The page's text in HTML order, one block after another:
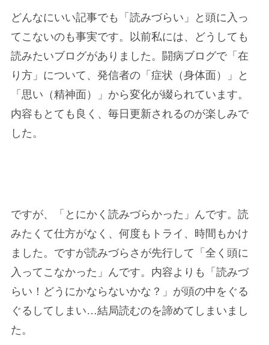
どんなにいい記事でも「読みづらい」と頭に入っ
てこないのも事実です。以前私には、どうしても
読みたいブログがありました。闘病ブログで「在
り方」について、発信者の「症状（身体面）」と
「思い（精神面）」から変化が綴られています。
内容もとても良く、毎日更新されるのが楽しみで
した。
ですが、「とにかく読みづらかった」んです。読
みたくて仕方がなく、何度もトライ、時間もかけ
ました。ですが読みづらさが先行して「全く頭に
入ってこなかった」んです。内容よりも「読みづ
らい！どうにかならないかな？」が頭の中をぐる
ぐるしてしまい…結局読むのを諦めてしまいまし
た。